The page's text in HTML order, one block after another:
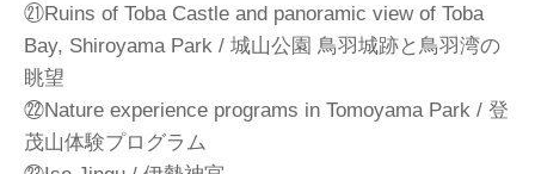
㉑Ruins of Toba Castle and panoramic view of Toba
Bay, Shiroyama Park / 城山公園 鳥羽城跡と鳥羽湾の
眺望
㉒Nature experience programs in Tomoyama Park / 登
茂山体験プログラム